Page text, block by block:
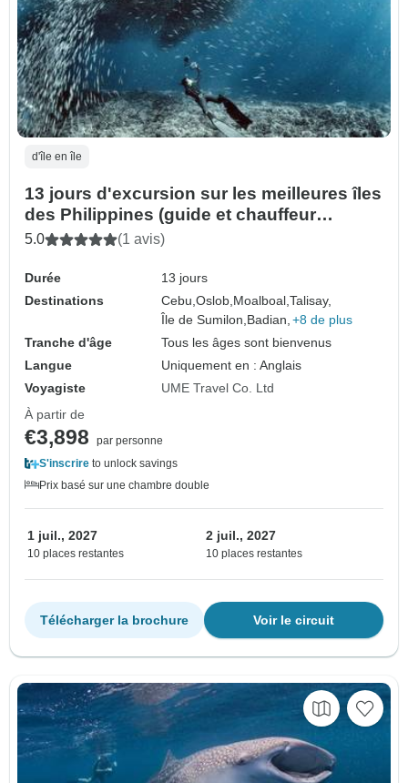
d'île en île
13 jours d'excursion sur les meilleures îles
des Philippines (guide et chauffeur
privés）customizable)
5.0 (1 avis)
Durée
13 jours
Destinations
Cebu,Oslob,Moalboal,Talisay,
Île de Sumilon,Badian, +8 de plus
Tranche d'âge
Tous les âges sont bienvenus
Langue
Uniquement en : Anglais
Voyagiste
UME Travel Co. Ltd
À partir de
€3,898
par personne
S'inscrire to unlock savings
Prix basé sur une chambre double
1 juil., 2027
10 places restantes
2 juil., 2027
10 places restantes
Voir le circuit
Télécharger la brochure